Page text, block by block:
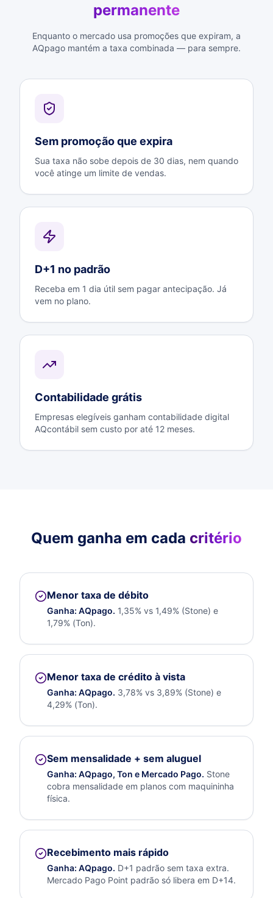
permanente
Enquanto o mercado usa promoções que expiram, a
AQpago mantém a taxa combinada — para sempre.
Sem promoção que expira
Sua taxa não sobe depois de 30 dias, nem quando
você atinge um limite de vendas.
D+1 no padrão
Receba em 1 dia útil sem pagar antecipação. Já
vem no plano.
Contabilidade grátis
Empresas elegíveis ganham contabilidade digital
AQcontábil sem custo por até 12 meses.
Quem ganha em cada critério
Menor taxa de débito
Ganha: AQpago. 1,35% vs 1,49% (Stone) e
1,79% (Ton).
Menor taxa de crédito à vista
Ganha: AQpago. 3,78% vs 3,89% (Stone) e
4,29% (Ton).
Sem mensalidade + sem aluguel
Ganha: AQpago, Ton e Mercado Pago. Stone
cobra mensalidade em planos com maquininha
física.
Recebimento mais rápido
Ganha: AQpago. D+1 padrão sem taxa extra.
Mercado Pago Point padrão só libera em D+14.